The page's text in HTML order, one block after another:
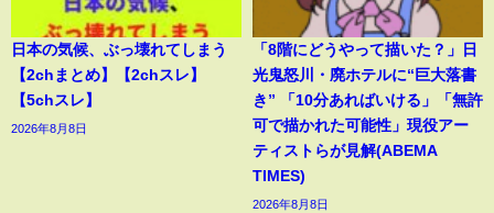
日本の気候、ぶっ壊れてしまう
【2chまとめ】【2chスレ】
【5chスレ】
2026年8月8日
「8階にどうやって描いた？」日
光鬼怒川・廃ホテルに“巨大落書
き” 「10分あればいける」「無許
可で描かれた可能性」現役アー
ティストらが見解(ABEMA
TIMES)
2026年8月8日